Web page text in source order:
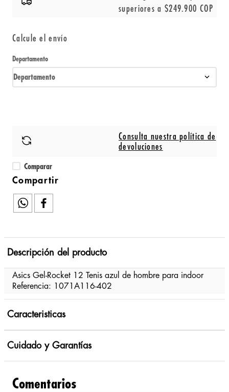
superiores a $249.900 COP
Calcule el envío
Departamento
Departamento
Consulta nuestra política de
devoluciones
Comparar
Descripción del producto
Asics Gel-Rocket 12 Tenis azul de hombre para indoor
Referencia: 1071A116-402
Caracteristicas
Cuidado y Garantías
Comentarios